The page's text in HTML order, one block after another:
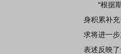
“根据期
身积累补
求将进一
表述反映了